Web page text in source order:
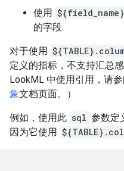
使用 ${field_name}
的字段
对于使用
定义的指标，不支持汇总
LookML 中使用引用，请参
象文档页面。）
例如，使用此 sql 参数定
因为它使用